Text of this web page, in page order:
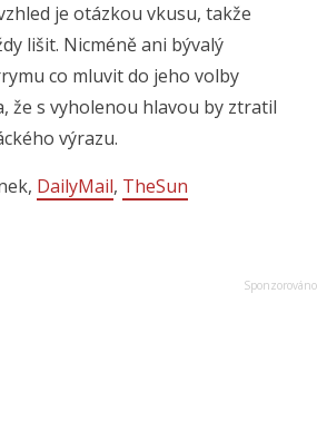
je otázkou vkusu, takže
lišit. Nicméně ani bývalý
co mluvit do jeho volby
že s vyholenou hlavou by ztratil
výrazu.
DailyMail, TheSun